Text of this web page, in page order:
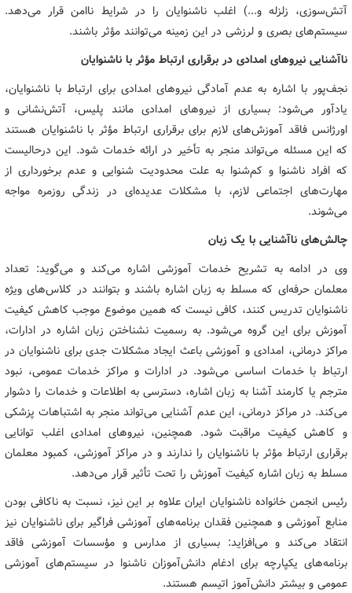
آتش‌سوزی، زلزله و...) اغلب ناشنوایان را در شرایط ناامن قرار می‌دهد.
سیستم‌های بصری و لرزشی در این زمینه می‌توانند مؤثر باشند.
ناآشنایی نیروهای امدادی در برقراری ارتباط مؤثر با ناشنوایان
نجف‌پور با اشاره به عدم آمادگی نیروهای امدادی برای ارتباط با ناشنوایان،
یادآور می‌شود: بسیاری از نیروهای امدادی مانند پلیس، آتش‌نشانی و
اورژانس فاقد آموزش‌های لازم برای برقراری ارتباط مؤثر با ناشنوایان هستند
که این مسئله می‌تواند منجر به تأخیر در ارائه خدمات شود. این درحالیست
که افراد ناشنوا و کم‌شنوا به علت محدودیت شنوایی و عدم برخورداری از
مهارت‌های اجتماعی لازم، با مشکلات عدیده‌ای در زندگی روزمره مواجه
می‌شوند.
چالش‌های ناآشنایی با یک زبان
وی در ادامه به تشریح خدمات آموزشی اشاره می‌کند و می‌گوید: تعداد
معلمان حرفه‌ای که مسلط به زبان اشاره باشند و بتوانند در کلاس‌های ویژه
ناشنوایان تدریس کنند، کافی نیست که همین موضوع موجب کاهش کیفیت
آموزش برای این گروه می‌شود. به رسمیت نشناختن زبان اشاره در ادارات،
مراکز درمانی، امدادی و آموزشی باعث ایجاد مشکلات جدی برای ناشنوایان در
ارتباط با خدمات اساسی می‌شود. در ادارات و مراکز خدمات عمومی، نبود
مترجم یا کارمند آشنا به زبان اشاره، دسترسی به اطلاعات و خدمات را دشوار
می‌کند. در مراکز درمانی، این عدم آشنایی می‌تواند منجر به اشتباهات پزشکی
و کاهش کیفیت مراقبت شود. همچنین، نیروهای امدادی اغلب توانایی
برقراری ارتباط مؤثر با ناشنوایان را ندارند و در مراکز آموزشی، کمبود معلمان
مسلط به زبان اشاره کیفیت آموزش را تحت تأثیر قرار می‌دهد.
رئیس انجمن خانواده ناشنوایان ایران علاوه بر این نیز،‌ نسبت به ناکافی بودن
منابع آموزشی و همچنین فقدان برنامه‌های آموزشی فراگیر برای ناشنوایان نیز
انتقاد می‌کند و می‌افزاید: بسیاری از مدارس و مؤسسات آموزشی فاقد
برنامه‌های یکپارچه برای ادغام دانش‌آموزان ناشنوا در سیستم‌های آموزشی
عمومی و بیشتر دانش‌آموز اتیسم هستند.